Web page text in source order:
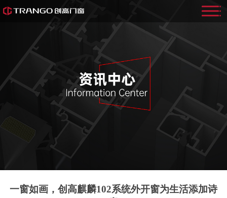
一窗如画，创高麒麟102系统外开窗为生活添加诗